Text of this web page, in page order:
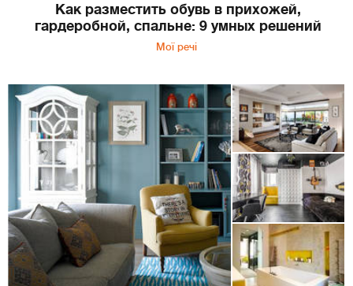
Как разместить обувь в прихожей,
гардеробной, спальне: 9 умных решений
Мої речі